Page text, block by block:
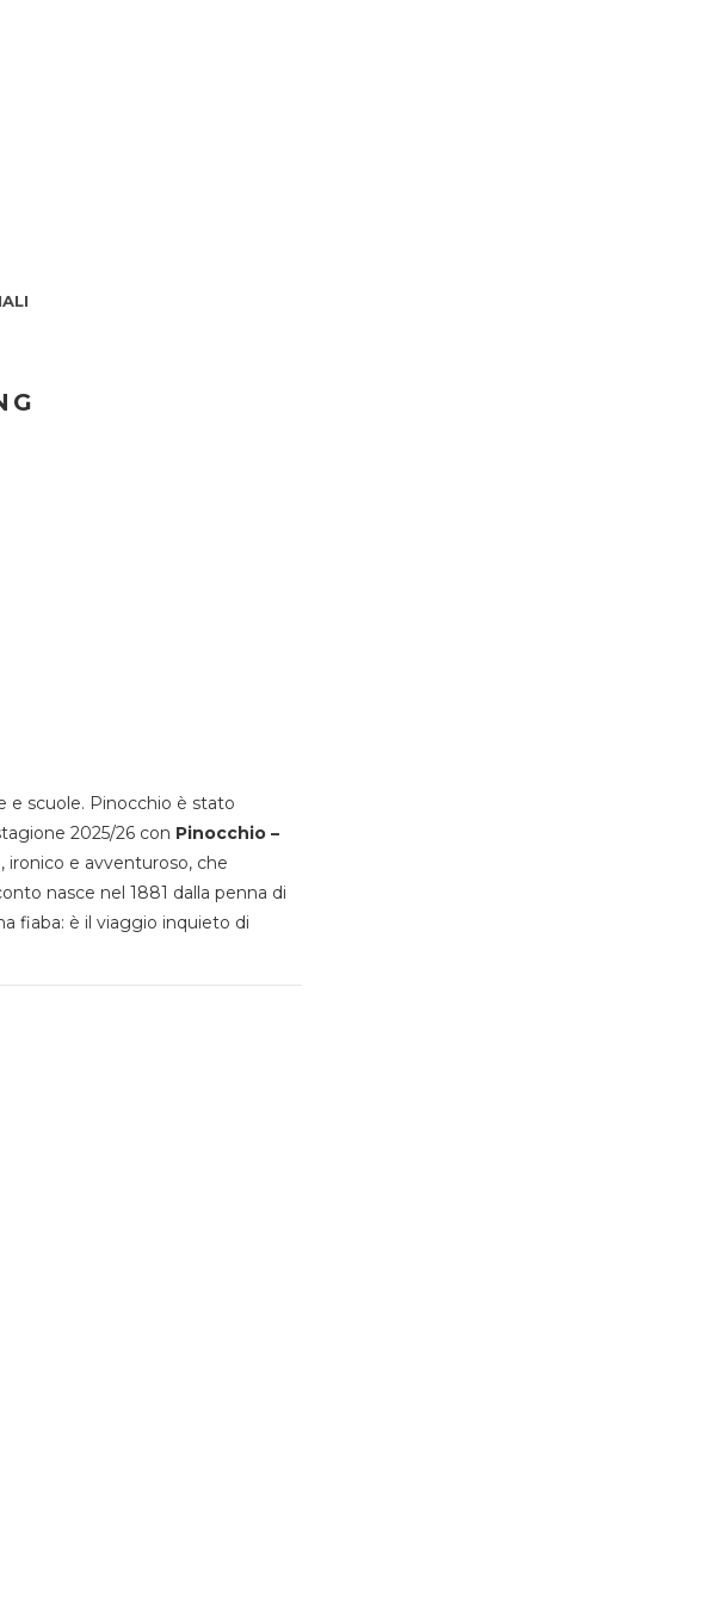
e scuole. Pinocchio è stato
2025/26 con Pinocchio –
e avventuroso, che
nasce nel 1881 dalla penna di
fiaba: è il viaggio inquieto di